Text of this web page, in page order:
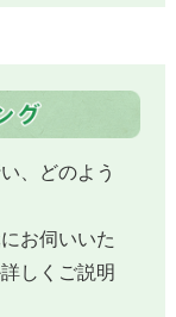
、どのよう
お伺いいた
しくご説明